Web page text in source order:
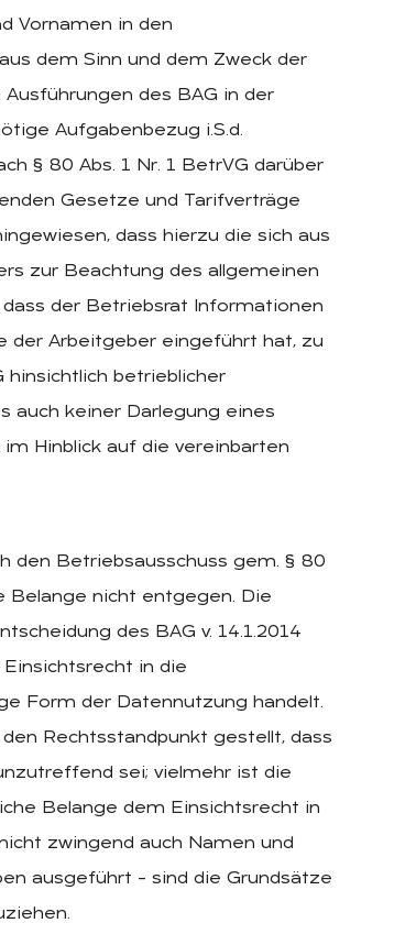
Vornamen in den
dem Sinn und dem Zweck der
des BAG in der
Aufgabenbezug i.S.d.
§ 80 Abs. 1 Nr. 1 BetrVG darüber
Gesetze und Tarifverträge
dass hierzu die sich aus
zur Beachtung des allgemeinen
der Betriebsrat Informationen
der Arbeitgeber eingeführt hat, zu
hinsichtlich betrieblicher
auch keiner Darlegung eines
Hinblick auf die vereinbarten
den Betriebsausschuss gem. § 80
Belange nicht entgegen. Die
des BAG v. 14.1.2014
Einsichtsrecht in die
Form der Datennutzung handelt.
Rechtsstandpunkt gestellt, dass
sei; vielmehr ist die
Belange dem Einsichtsrecht in
zwingend auch Namen und
ausgeführt – sind die Grundsätze